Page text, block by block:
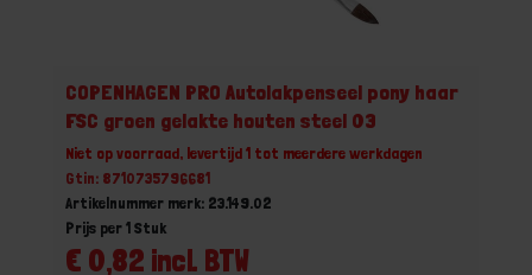
COPENHAGEN PRO Autolakpenseel pony haar
FSC groen gelakte houten steel 03
Niet op voorraad, levertijd 1 tot meerdere werkdagen
Gtin: 8710735796681
Artikelnummer merk: 23.149.02
€ 0,82 incl. BTW
Prijs per 1 Stuk